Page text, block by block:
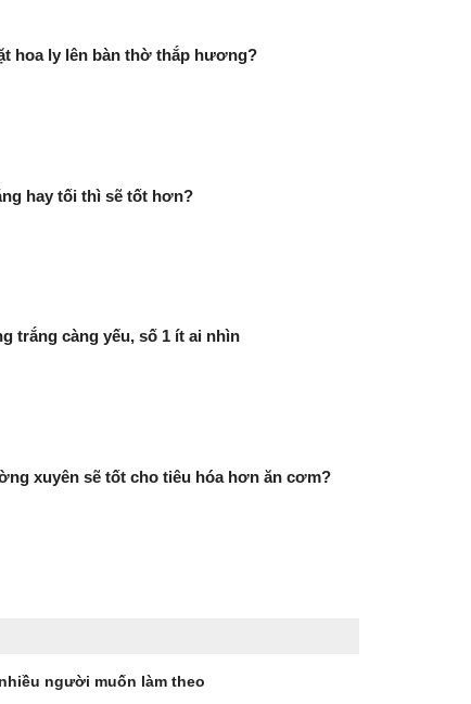
hoa ly lên bàn thờ thắp hương?
hay tối thì sẽ tốt hơn?
trắng càng yếu, số 1 ít ai nhìn
xuyên sẽ tốt cho tiêu hóa hơn ăn cơm?
người muốn làm theo